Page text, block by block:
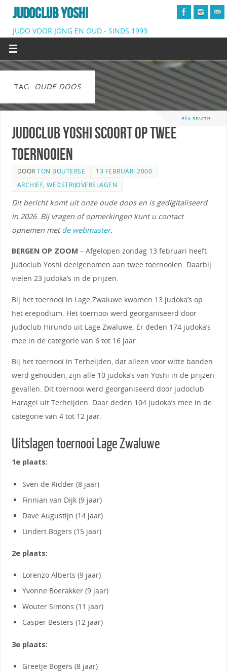
JUDOCLUB YOSHI
JUDO VOOR JONG EN OUD - SINDS 1993
TAG: OUDE DOOS
EÉN REACTIE
Judoclub Yoshi scoort op twee
toernooien
DOORTON BOUTERSE
13 FEBRUARI 2000
ARCHIEF,WEDSTRIJDVERSLAGEN
Dit bericht komt uit onze oude doos en is gedigitaliseerd
in 2026. Bij vragen of opmerkingen kunt u contact
opnemen metde webmaster.
BERGEN OP ZOOM – Afgelopen zondag 13 februari heeft
Judoclub Yoshi deelgenomen aan twee toernooien. Daarbij
vielen 23 judoka’s in de prijzen.
Bij het toernooi in Lage Zwaluwe kwamen 13 judoka’s op
het erepodium. Het toernooi werd georganiseerd door
judoclub Hirundo uit Lage Zwaluwe. Er deden 174 judoka’s
mee in de categorie van 6 tot 16 jaar.
Bij het toernooi in Terheijden, dat alleen voor witte banden
werd gehouden, zijn alle 10 judoka’s van Yoshi in de prijzen
gevallen. Dit toernooi werd georganiseerd door judoclub
Haragei uit Terheijden. Daar deden 104 judoka’s mee in de
categorie van 4 tot 12 jaar.
Uitslagen toernooi Lage Zwaluwe
1e plaats:
Sven de Ridder (8 jaar)
Finnian van Dijk (9 jaar)
Dave Augustijn (14 jaar)
Lindert Bogers (15 jaar)
2e plaats:
Lorenzo Alberts (9 jaar)
Yvonne Boerakker (9 jaar)
Wouter Simons (11 jaar)
Casper Besters (12 jaar)
3e plaats:
Greetje Bogers (8 jaar)